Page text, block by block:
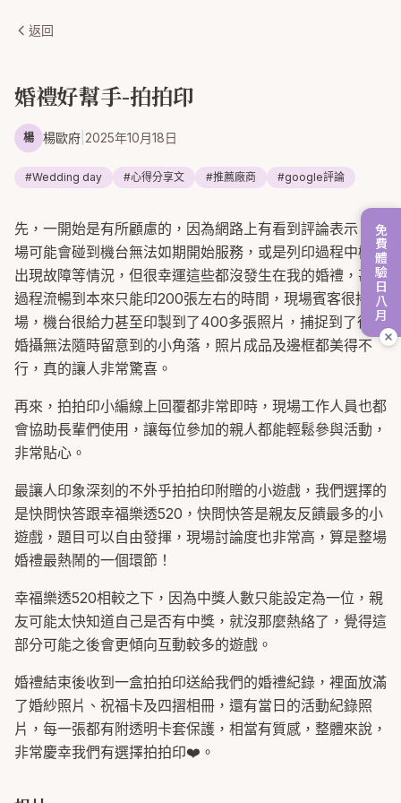
免費體驗日八月
返回
婚禮好幫手-拍拍印
楊 楊歐府 2025年10月18日
#Wedding day #心得分享文 #推薦廠商 #google評論
先，一開始是有所顧慮的，因為網路上有看到評論表示，現
場可能會碰到機台無法如期開始服務，或是列印過程中機台
出現故障等情況，但很幸運這些都沒發生在我的婚禮，甚至
過程流暢到本來只能印200張左右的時間，現場賓客很捧
場，機台很給力甚至印製到了400多張照片，捕捉到了很多
婚攝無法隨時留意到的小角落，照片成品及邊框都美得不
行，真的讓人非常驚喜。
再來，拍拍印小編線上回覆都非常即時，現場工作人員也都
會協助長輩們使用，讓每位參加的親人都能輕鬆參與活動，
非常貼心。
最讓人印象深刻的不外乎拍拍印附贈的小遊戲，我們選擇的
是快問快答跟幸福樂透520，快問快答是親友反饋最多的小
遊戲，題目可以自由發揮，現場討論度也非常高，算是整場
婚禮最熱鬧的一個環節！
幸福樂透520相較之下，因為中獎人數只能設定為一位，親
友可能太快知道自己是否有中獎，就沒那麼熱絡了，覺得這
部分可能之後會更傾向互動較多的遊戲。
婚禮結束後收到一盒拍拍印送給我們的婚禮紀錄，裡面放滿
了婚紗照片、祝福卡及四摺相冊，還有當日的活動紀錄照
片，每一張都有附透明卡套保護，相當有質感，整體來說，
非常慶幸我們有選擇拍拍印❤️。